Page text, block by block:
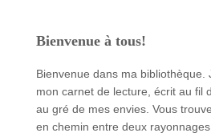
Bienvenue à tous!
Bienvenue dans ma bibliothèque.
mon carnet de lecture, écrit au fil
au gré de mes envies. Vous
en chemin entre deux